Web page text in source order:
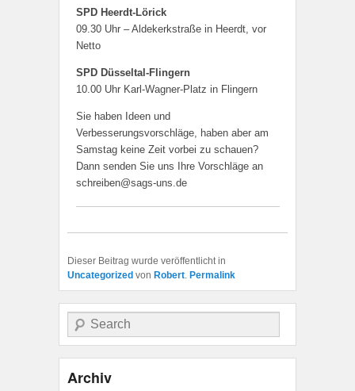
SPD Heerdt-Lörick
09.30 Uhr – Aldekerkstraße in Heerdt, vor
Netto
SPD Düsseltal-Flingern
10.00 Uhr Karl-Wagner-Platz in Flingern
Sie haben Ideen und
Verbesserungsvorschläge, haben aber am
Samstag keine Zeit vorbei zu schauen?
Dann senden Sie uns Ihre Vorschläge an
schreiben@sags-uns.de
Dieser Beitrag wurde veröffentlicht in
Uncategorized von Robert. Permalink
Suche
Archiv